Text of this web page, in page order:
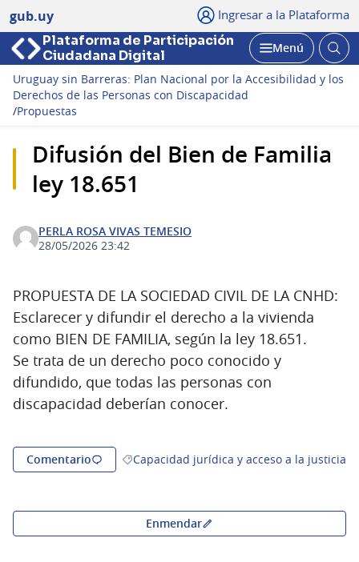
gub.uy Ingresar a la Plataforma
Plataforma de Participación
Ciudadana Digital
Abrir
Menú
Uruguay sin Barreras: Plan Nacional por la Accesibilidad y los
Derechos de las Personas con Discapacidad
/Propuestas
Difusión del Bien de Familia
ley 18.651
PERLA ROSA VIVAS TEMESIO
28/05/2026 23:42
PROPUESTA DE LA SOCIEDAD CIVIL DE LA CNHD:
Esclarecer y difundir el derecho a la vivienda
como BIEN DE FAMILIA, según la ley 18.651.
Se trata de un derecho poco conocido y
difundido, que todas las personas con
discapacidad deberían conocer.
Comentario Resultados al filtrar por la categoría:
Capacidad jurídica y acceso a la justicia
Enmendar